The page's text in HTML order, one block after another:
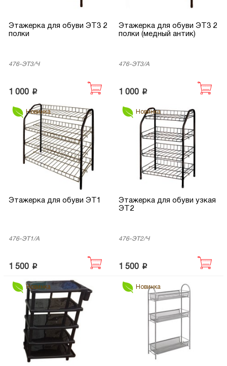
Этажерка для обуви ЭТ3 2
полки
476-ЭТ3/Ч
1 000 p
Этажерка для обуви ЭТ3 2
полки (медный антик)
476-ЭТ3/А
1 000 p
Новинка
Этажерка для обуви ЭТ1
476-ЭТ1/А
1 500 p
Новинка
Этажерка для обуви узкая
ЭТ2
476-ЭТ2/Ч
1 500 p
Новинка Новинка